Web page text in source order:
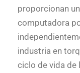
proporcionan
computadora
industria en
ciclo de vida de